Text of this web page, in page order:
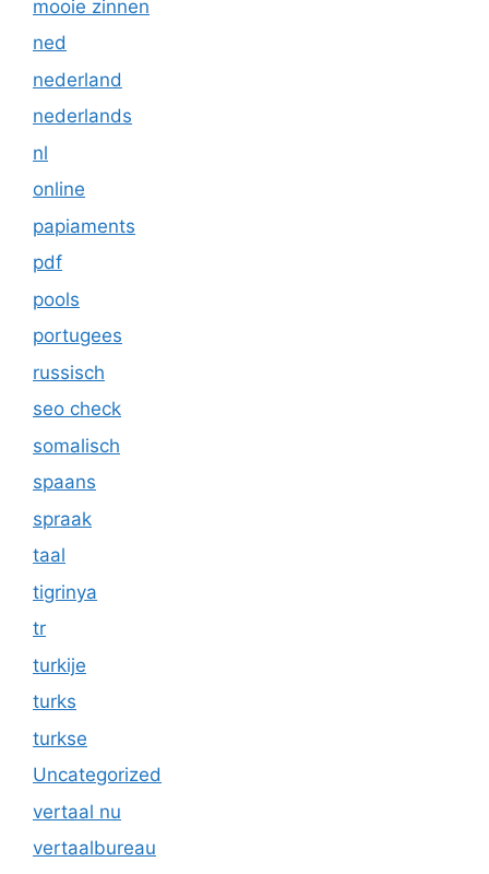
mooie zinnen
ned
nederland
nederlands
nl
online
papiaments
pdf
pools
portugees
russisch
seo check
somalisch
spaans
spraak
taal
tigrinya
tr
turkije
turks
turkse
Uncategorized
vertaal nu
vertaalbureau